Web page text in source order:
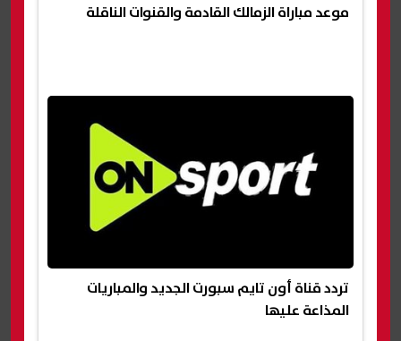
موعد مباراة الزمالك القادمة والقنوات الناقلة
تردد قناة أون تايم سبورت الجديد والمباريات
المذاعة عليها